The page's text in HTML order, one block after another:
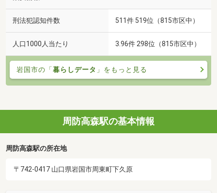
刑法犯認知件数 511件 519位（815市区中）
人口1000人当たり 3.96件 298位（815市区中）
岩国市の「暮らしデータ 」をもっと見る
周防高森駅の基本情報
周防高森駅の所在地
〒742-0417 山口県岩国市周東町下久原